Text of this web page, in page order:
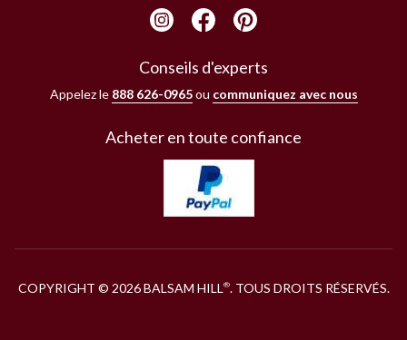
Conseils d'experts
Appelez le 888 626-0965ou communiquez avec nous
Acheter en toute confiance
COPYRIGHT © 2026 BALSAM HILL®. TOUS DROITS RÉSERVÉS.